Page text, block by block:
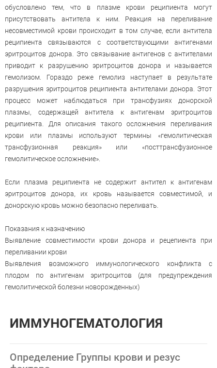
обусловлено тем, что в плазме крови реципиента могут
присутствовать антитела к ним. Реакция на переливание
несовместимой крови происходит в том случае, если антитела
реципиента связываются с соответствующими антигенами
эритроцитов донора. Это связывание антигенов с антителами
приводит к разрушению эритроцитов донора и называется
гемолизом. Гораздо реже гемолиз наступает в результате
разрушения эритроцитов реципиента антителами донора. Этот
процесс может наблюдаться при трансфузиях донорской
плазмы, содержащей антитела к антигенам эритроцитов
реципиента. Для описания такого осложнения переливания
крови или плазмы используют термины «гемолитическая
трансфузионная реакция» или «посттрансфузионное
гемолитическое осложнение».
Если плазма реципиента не содержит антител к антигенам
эритроцитов донора, их кровь называется совместимой, и
донорскую кровь можно безопасно переливать.
Показания к назначению
Выявление совместимости крови донора и рецепиента при
переливании крови
Выявления возможного иммунологического конфликта с
плодом по антигенам эритроцитов (для предупреждения
гемолитической болезни новорожденных)
ИММУНОГЕМАТОЛОГИЯ
Определение Группы крови и резус